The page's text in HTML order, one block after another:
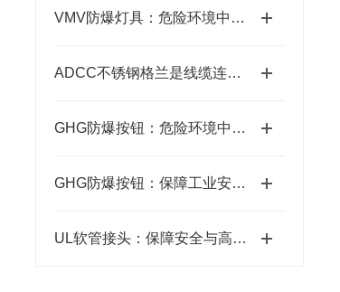
VMV防爆灯具：危险环境中的安全照明使者
ADCC不锈钢格兰是线缆连接的坚固卫士
GHG防爆按钮：危险环境中的安全掌控者
GHG防爆按钮：保障工业安全的关键组件
UL软管接头：保障安全与高效的关键连接件